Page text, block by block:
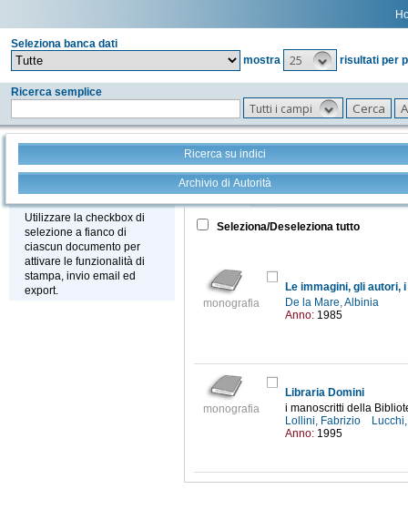
Seleziona banca dati
mostra
25 risultati per
Ricerca semplice
Tutti i campi
Ricerca su indici
Archivio di Autorità
Stampa - Email - Export
Utilizzare la checkbox di
selezione a fianco di
ciascun documento per
attivare le funzionalità di
stampa, invio email ed
export.
Tutto +
Seleziona/Deseleziona tutto
monografia
Le immagini, gli autori,
De la Mare, Albinia
Anno: 1985
monografia
Libraria Domini
i manoscritti della
Lollini, Fabrizio
Anno: 1995